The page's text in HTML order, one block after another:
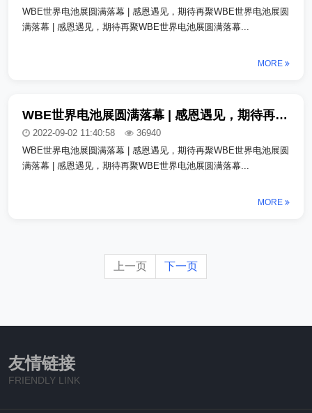
WBE世界电池展圆满落幕 | 感恩遇见，期待再聚WBE世界电池展圆
满落幕 | 感恩遇见，期待再聚WBE世界电池展圆满落幕...
MORE
WBE世界电池展圆满落幕 | 感恩遇见，期待再聚_copy_copy
2022-09-02 11:40:58
36940
WBE世界电池展圆满落幕 | 感恩遇见，期待再聚WBE世界电池展圆
满落幕 | 感恩遇见，期待再聚WBE世界电池展圆满落幕...
MORE
上一页 下一页
友情链接
FRIENDLY LINK